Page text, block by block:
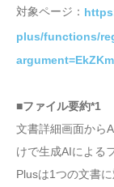
対象ページ：
plus/functions/
■ファイル要約*1
文書詳細画面から
けで生成AIによる
Plusは1つの文書